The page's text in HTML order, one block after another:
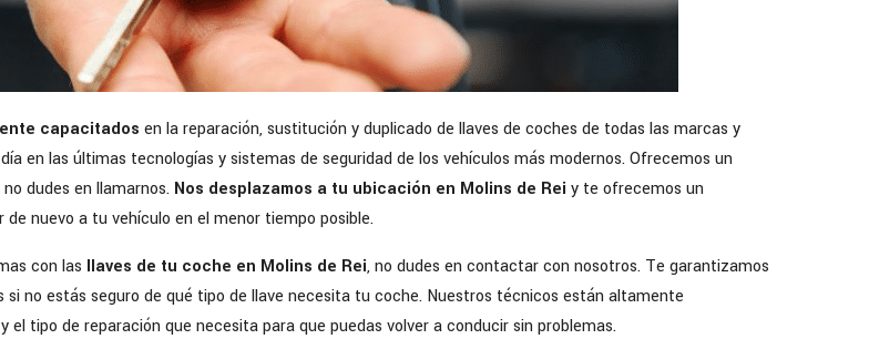
capacitados en la reparación, sustitución y duplicado de llaves de coches de todas las marcas y
en las últimas tecnologías y sistemas de seguridad de los vehículos más modernos. Ofrecemos un
dudes en llamarnos. Nos desplazamos a tu ubicación en Molins de Rei y te ofrecemos un
nuevo a tu vehículo en el menor tiempo posible.
con las llaves de tu coche en Molins de Rei, no dudes en contactar con nosotros. Te garantizamos
no estás seguro de qué tipo de llave necesita tu coche. Nuestros técnicos están altamente
tipo de reparación que necesita para que puedas volver a conducir sin problemas.